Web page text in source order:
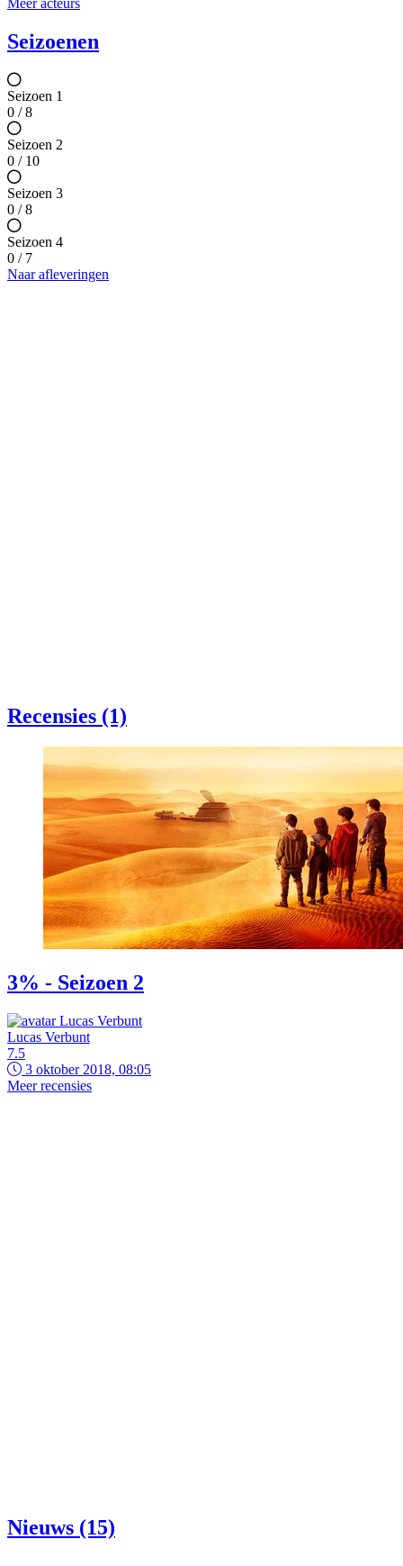
Meer acteurs
Seizoenen
Seizoen 1
0 / 8
Seizoen 2
0 / 10
Seizoen 3
0 / 8
Seizoen 4
0 / 7
Naar afleveringen
Recensies (1)
3% - Seizoen 2
Lucas Verbunt
7.5
3 oktober 2018, 08:05
Meer recensies
Nieuws (15)